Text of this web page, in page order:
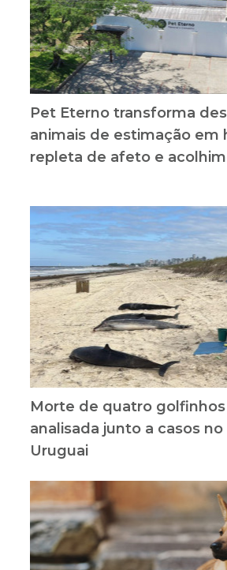
Pet Eterno transforma
animais de estimação em
repleta de afeto e
Morte de quatro golfinhos
analisada junto a casos no
Uruguai